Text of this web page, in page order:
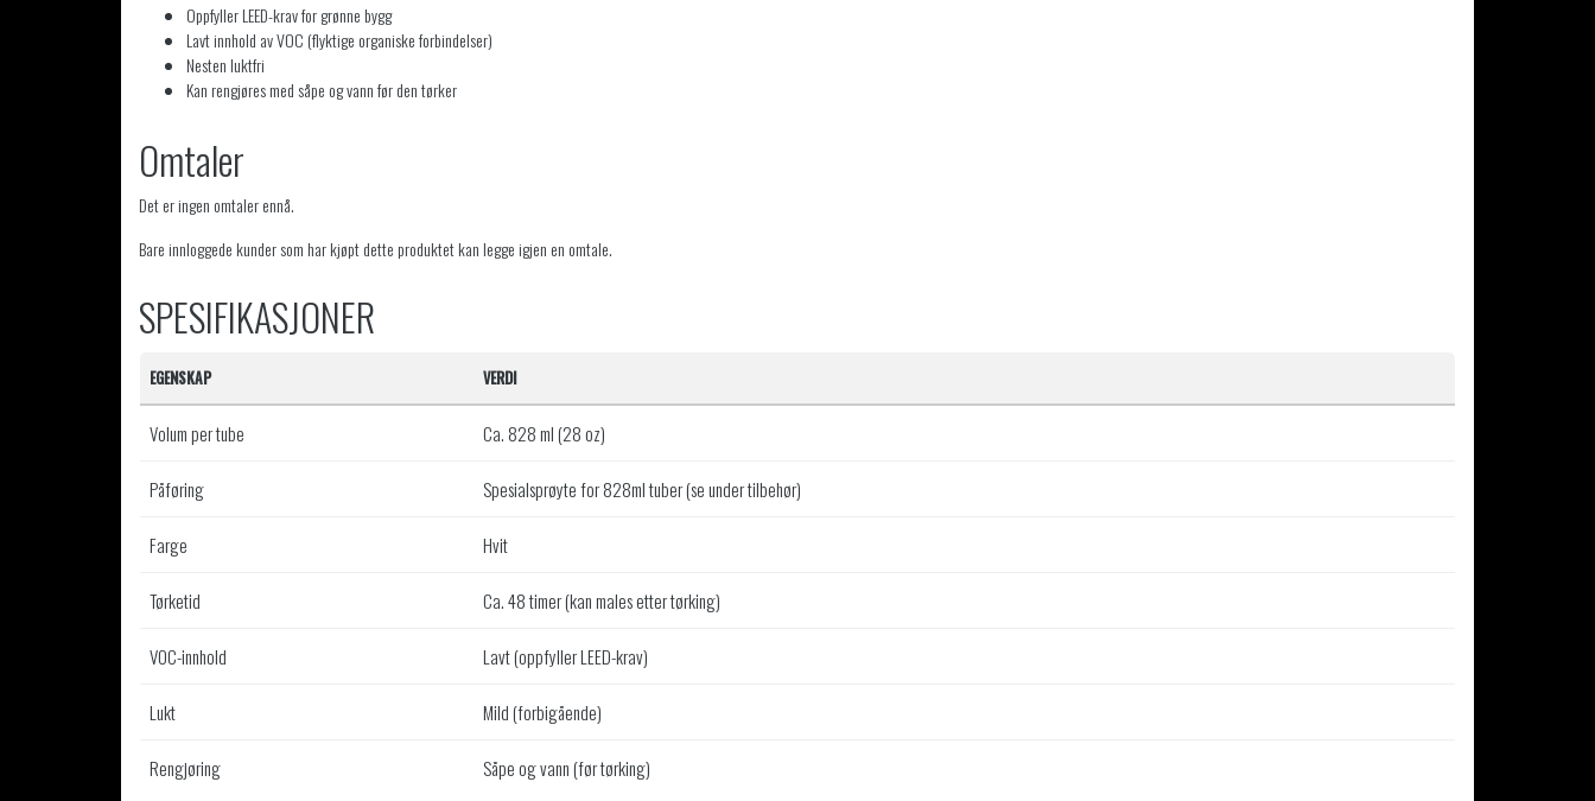
Oppfyller LEED-krav for grønne bygg
Lavt innhold av VOC (flyktige organiske forbindelser)
Nesten luktfri
Kan rengjøres med såpe og vann før den tørker
Omtaler
Det er ingen omtaler ennå.
Bare innloggede kunder som har kjøpt dette produktet kan legge igjen en omtale.
SPESIFIKASJONER
EGENSKAP VERDI
Volum per tube Ca. 828 ml (28 oz)
Påføring Spesialsprøyte for 828ml tuber (se under tilbehør)
Farge Hvit
Tørketid Ca. 48 timer (kan males etter tørking)
VOC-innhold Lavt (oppfyller LEED-krav)
Lukt Mild (forbigående)
Rengjøring Såpe og vann (før tørking)